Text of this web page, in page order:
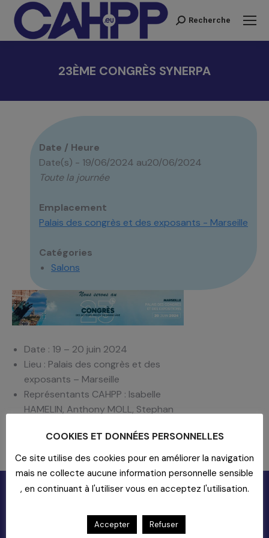
Recherche
Recherche
23ÈME CONGRÈS SYNERPA
Date / Heure
Date(s) - 19/06/2024 au20/06/2024
Toute la journée
Emplacement
Palais des congrès et des exposants - Marseille
Catégories
Salons
Date : 19 – 20 juin 2024
Lieu : Palais des congrès et des
exposants – Marseille
Représentants CAHPP : Isabelle
HAMELIN, Anthony MOLL, Stephan
Christophe SADOINE
N° de stand : E07
COOKIES ET DONNÉES PERSONNELLES
Ce site utilise des cookies pour en améliorer la navigation
mais ne collecte aucune information personnelle sensible
, en continuant à l'utiliser vous en acceptez l'utilisation.
Accepter Refuser